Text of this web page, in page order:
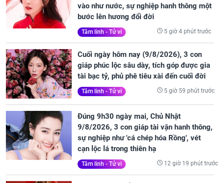
vào như nước, sự nghiệp hanh thông một
bước lên hương đổi đời
Tâm linh - Tử vi 5 giờ 4 phút trước
Cuối ngày hôm nay (9/8/2026), 3 con
giáp phúc lộc sâu dày, tích góp được gia
tài bạc tỷ, phủ phê tiêu xài đến cuối đời
Tâm linh - Tử vi 5 giờ 59 phút trước
Đúng 9h30 ngày mai, Chủ Nhật
9/8/2026, 3 con giáp tài vận hanh thông,
sự nghiệp như 'cá chép hóa Rồng', vét
cạn lộc lá trong thiên hạ
Tâm linh - Tử vi 12 giờ 19 phút trước